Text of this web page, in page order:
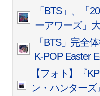
「BTS」、「
ーアワーズ」
「BTS」完全
K-POP Easter
【フォト】『
ン・ハンターズ